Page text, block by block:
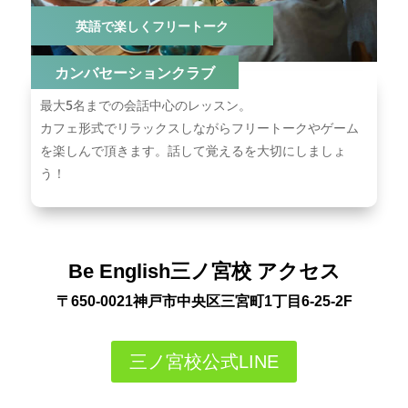
英語で楽しくフリートーク
最⼤5名までの会話中心のレッスン。
カフェ形式でリラックスしながらフリートークやゲーム
を楽しんで頂きます。話して覚えるを大切にしましょ
う！
カンバセーションクラブ
Be English三ノ宮校 アクセス
〒650-0021神戸市中央区三宮町1丁目6-25-2F
三ノ宮校公式LINE